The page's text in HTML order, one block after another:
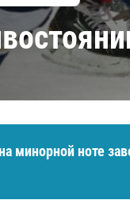
минорной ноте